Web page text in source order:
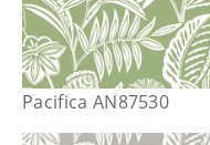
Pacifica AN87530